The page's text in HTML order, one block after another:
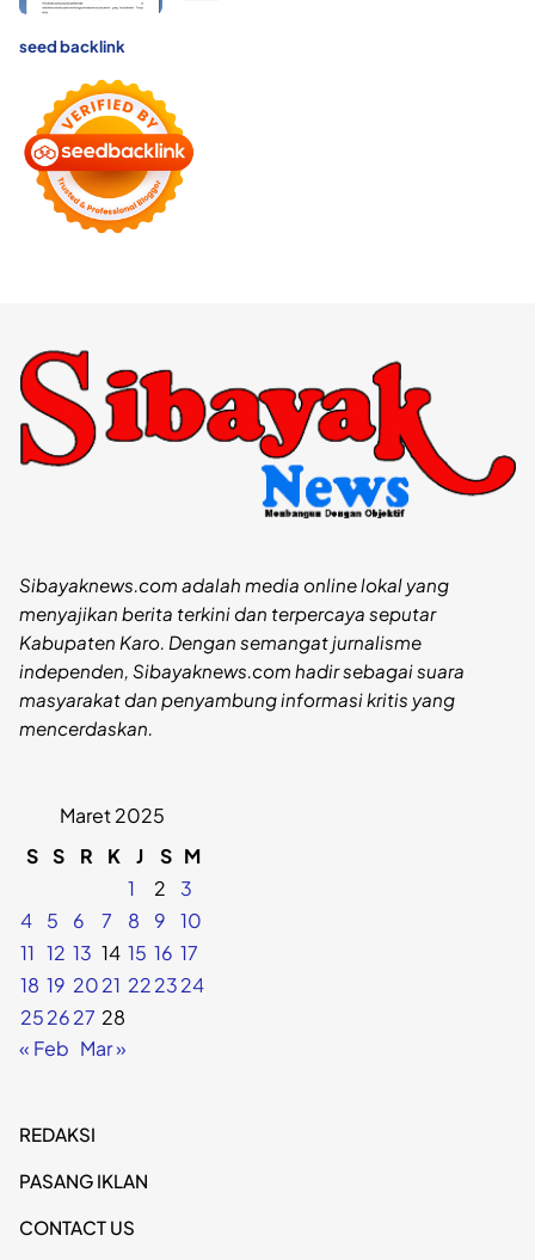
seed backlink
Sibayaknews.com adalah media online lokal yang
menyajikan berita terkini dan terpercaya seputar
Kabupaten Karo. Dengan semangat jurnalisme
independen, Sibayaknews.com hadir sebagai suara
masyarakat dan penyambung informasi kritis yang
mencerdaskan.
Maret 2025
S S R K J S M
1
2
3
4
5 6 7 8 9
10
11 12 13 14 15 16 17
18 19 2021 222324
252627 28
« Feb Mar »
REDAKSI
PASANG IKLAN
CONTACT US